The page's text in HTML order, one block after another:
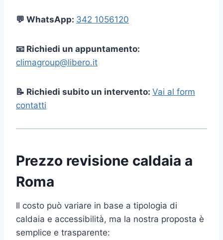
💬 WhatsApp: 342 1056120
📧 Richiedi un appuntamento:
climagroup@libero.it
📝 Richiedi subito un intervento: Vai al form
contatti
Prezzo revisione caldaia a
Roma
Il costo può variare in base a tipologia di
caldaia e accessibilità, ma la nostra proposta è
semplice e trasparente: